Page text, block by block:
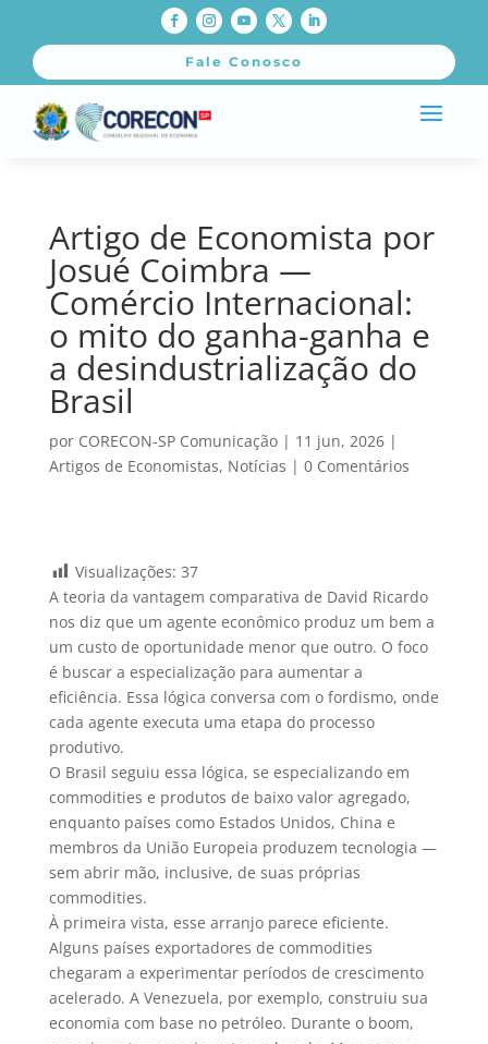
Fale Conosco
Artigo de Economista por
Josué Coimbra —
Comércio Internacional:
o mito do ganha-ganha e
a desindustrialização do
Brasil
por CORECON-SP Comunicação| 11 jun, 2026|
Artigos de Economistas, Notícias | 0 Comentários
Visualizações: 37
A teoria da vantagem comparativa de David Ricardo
nos diz que um agente econômico produz um bem a
um custo de oportunidade menor que outro. O foco
é buscar a especialização para aumentar a
eficiência. Essa lógica conversa com o fordismo, onde
cada agente executa uma etapa do processo
produtivo.
O Brasil seguiu essa lógica, se especializando em
commodities e produtos de baixo valor agregado,
enquanto países como Estados Unidos, China e
membros da União Europeia produzem tecnologia —
sem abrir mão, inclusive, de suas próprias
commodities.
À primeira vista, esse arranjo parece eficiente.
Alguns países exportadores de commodities
chegaram a experimentar períodos de crescimento
acelerado. A Venezuela, por exemplo, construiu sua
economia com base no petróleo. Durante o boom,